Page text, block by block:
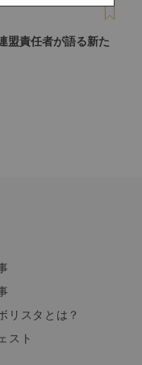
盟責任者が語る新た
リスタとは？
スト